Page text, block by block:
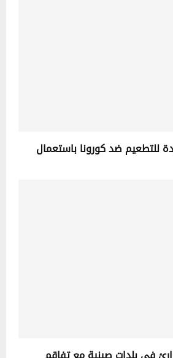
للتطعيم ضد كورونا باستعمال